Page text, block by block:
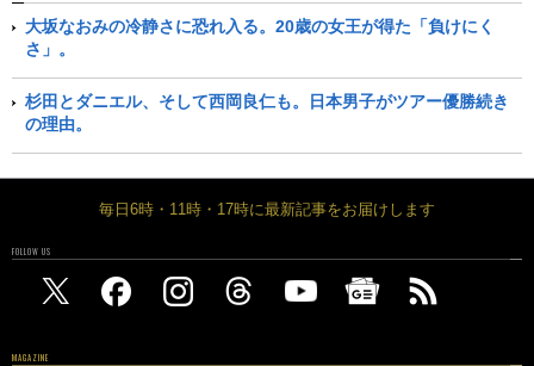
大坂なおみの冷静さに恐れ入る。20歳の女王が得た「負けにく
さ」。
杉田とダニエル、そして西岡良仁も。日本男子がツアー優勝続き
の理由。
毎日6時・11時・17時に最新記事をお届けします
FOLLOW US
MAGAZINE